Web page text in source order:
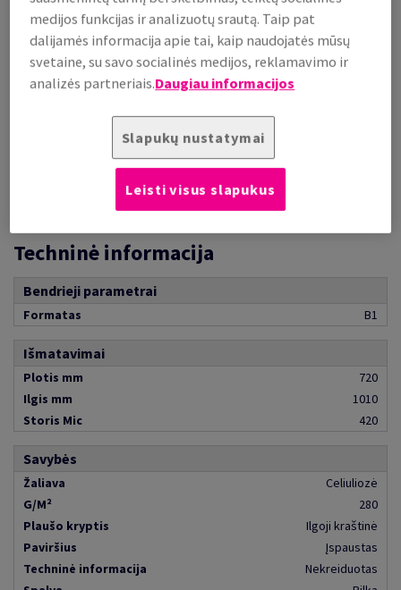
už 1 000 lap.
(204 kg )
LAIKINAI NETURIME
Teirautis
PREKIŲ GRUPĖS APRAŠYMAS
Techninė informacija
Bendrieji parametrai
Formatas B1
Išmatavimai
Plotis mm
720
Ilgis mm
1010
Storis Mic
420
Savybės
Žaliava
Celiuliozė
G/M²
280
Plaušo kryptis
Ilgoji kraštinė
Paviršius
Įspaustas
Techninė informacija
Nekreiduotas
medijos funkcijas ir analizuotų srautą. Taip pat
dalijamės informacija apie tai, kaip naudojatės mūsų
svetaine, su savo socialinės medijos, reklamavimo ir
analizės partneriais.Daugiau informacijos
Slapukų nustatymai
Leisti visus slapukus